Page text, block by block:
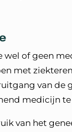
wel of geen
met
van de
medicijn
van het